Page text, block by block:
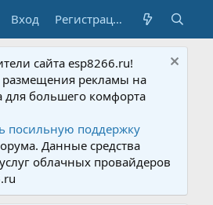
Вход Регистрация
сайта esp8266.ru!
размещения рекламы на
для большего комфорта
посильную поддержку
Данные средства
облачных провайдеров